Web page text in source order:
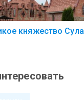
княжество Сула